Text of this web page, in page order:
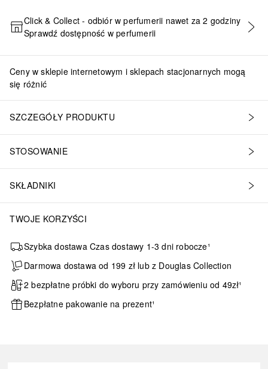
DODAJ DO KOSZYKA
Click & Collect - odbiór w perfumerii nawet za 2 godziny
Sprawdź dostępność w perfumerii
Ceny w sklepie internetowym i sklepach stacjonarnych mogą
się różnić
SZCZEGÓŁY PRODUKTU
STOSOWANIE
SKŁADNIKI
TWOJE KORZYŚCI
Szybka dostawa Czas dostawy 1-3 dni robocze¹
Darmowa dostawa od 199 zł lub z Douglas Collection
2 bezpłatne próbki do wyboru przy zamówieniu od 49zł¹
Bezpłatne pakowanie na prezent¹